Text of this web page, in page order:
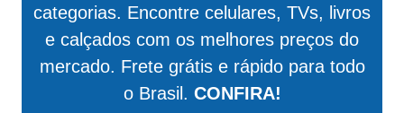
categorias. Encontre celulares, TVs, livros
e calçados com os melhores preços do
mercado. Frete grátis e rápido para todo
o Brasil. CONFIRA!